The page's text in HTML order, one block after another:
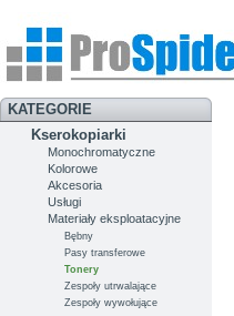
KATEGORIE
Kserokopiarki
Monochromatyczne
Kolorowe
Akcesoria
Usługi
Materiały eksploatacyjne
Bębny
Pasy transferowe
Tonery
Zespoły utrwalające
Zespoły wywołujące